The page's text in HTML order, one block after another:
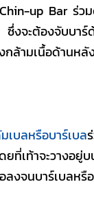
up Bar ร่ว
จะต้องจับบาร์
กล้ามเนื้อด้านห
เบลหรือบาร์เบล
ยที่เท้าจะวางอ
จนบาร์เบลหรื